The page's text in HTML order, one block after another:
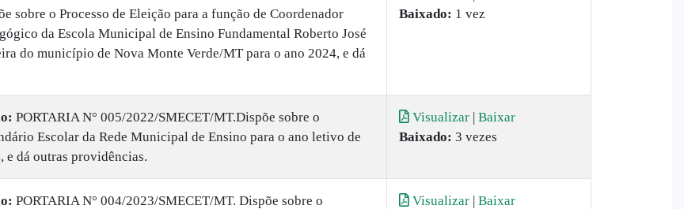
sobre o Processo de Eleição para a função de Coordenador
da Escola Municipal de Ensino Fundamental Roberto José
do município de Nova Monte Verde/MT para o ano 2024, e dá
Baixado: 1 vez
​PORTARIA N° 005/2022/SMECET/MT.Dispõe sobre o
Escolar da Rede Municipal de Ensino para o ano letivo de
e dá outras providências.
Visualizar | Baixar
Baixado: 3 vezes
​PORTARIA N° 004/2023/SMECET/MT. Dispõe sobre o
Visualizar | Baixar